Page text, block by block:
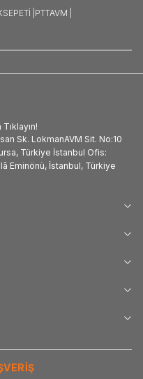
| PTTAVM |
Tıklayın!
Sk. LokmanAVM Sit. No:10
Türkiye İstanbul Ofis:
Eminönü, İstanbul, Türkiye